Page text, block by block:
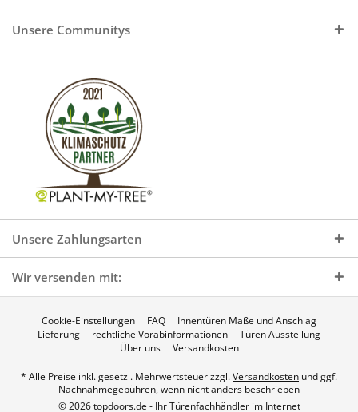
Unsere Communitys
Unsere Zahlungsarten
Wir versenden mit:
Cookie-Einstellungen FAQ
Innentüren Maße und Anschlag
Lieferung
rechtliche Vorabinformationen
Türen Ausstellung
Über uns
Versandkosten
* Alle Preise inkl. gesetzl. Mehrwertsteuer zzgl.Versandkosten und ggf.
Nachnahmegebühren, wenn nicht anders beschrieben
© 2026 topdoors.de - Ihr Türenfachhändler im Internet